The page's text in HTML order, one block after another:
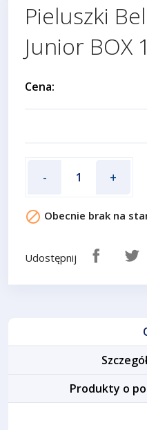
Pieluszki
Junior BOX
Cena:
- +
 Obecnie brak na
Udostępnij
Produkty o